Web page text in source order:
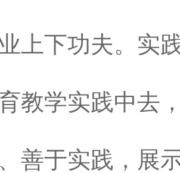
上下功夫。实
教学实践中去
善于实践，展